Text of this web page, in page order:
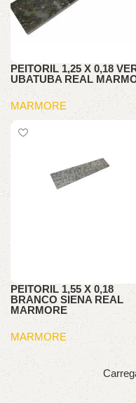
PEITORIL 1,25 X 0,18
UBATUBA REAL
MARMORE
PEITORIL 1,55 X 0,18
BRANCO SIENA REAL
MARMORE
MARMORE